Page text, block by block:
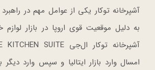
آشپرخانه توکار یکی از عوامل مهم در
به دلیل موقعیت قوی اروپا در بازار
امسال وارد بازار ایتالیا و سپس وارد